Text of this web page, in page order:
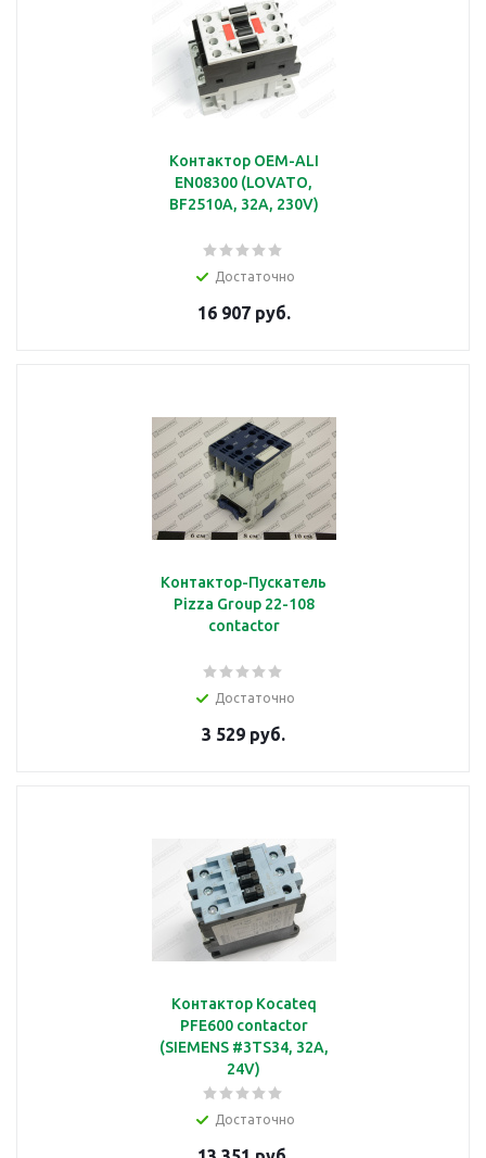
Контактор OEM-ALI
EN08300 (LOVATO,
BF2510A, 32A, 230V)
Достаточно
16 907 руб.
Контактор-Пускатель
Pizza Group 22-108
contactor
Достаточно
3 529 руб.
Контактор Kocateq
PFE600 contactor
(SIEMENS #3TS34, 32A,
24V)
Достаточно